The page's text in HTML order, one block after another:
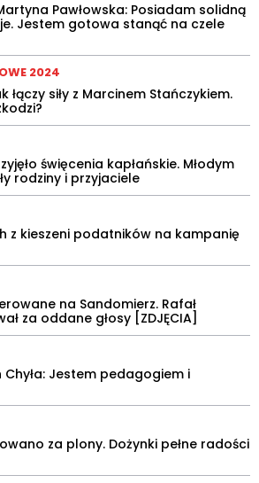
Martyna Pawłowska: Posiadam solidną
Jestem gotowa stanąć na czele
2024
łączy siły z Marcinem Stańczykiem.
święcenia kapłańskie. Młodym
rodziny i przyjaciele
z kieszeni podatników na kampanię
na Sandomierz. Rafał
za oddane głosy [ZDJĘCIA]
Chyła: Jestem pedagogiem i
za plony. Dożynki pełne radości